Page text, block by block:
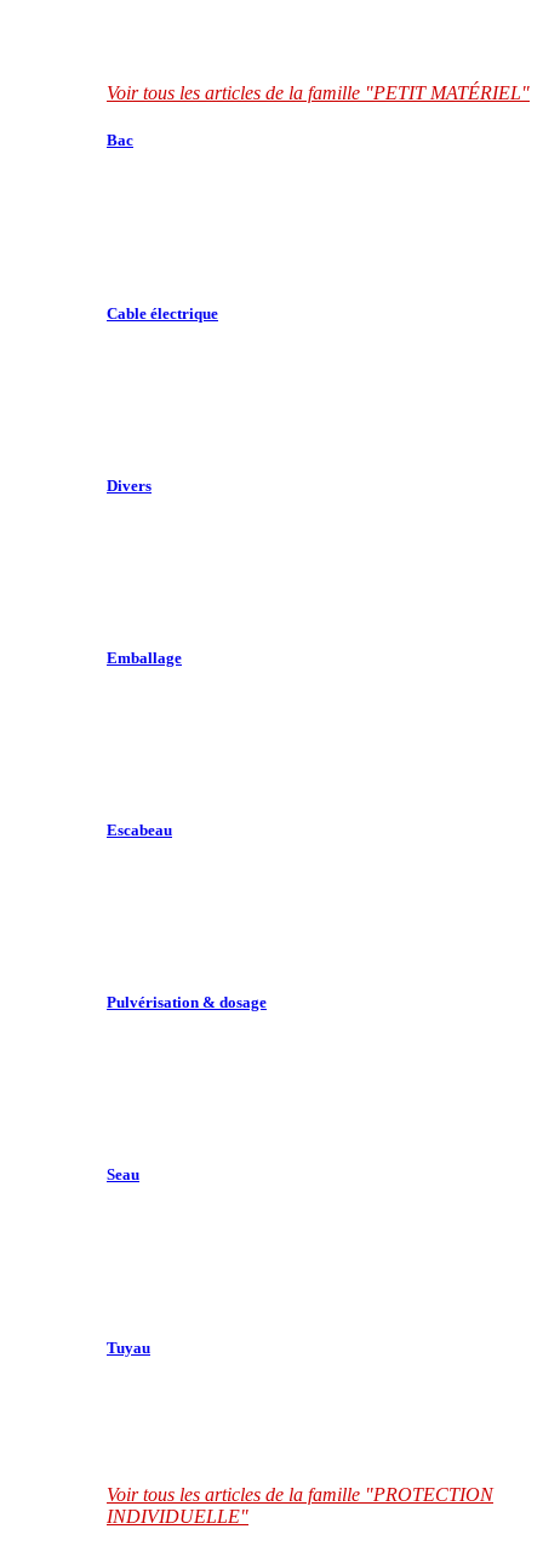
Voir tous les articles de la famille "PETIT MATÉRIEL"
Bac
Cable électrique
Divers
Emballage
Escabeau
Pulvérisation & dosage
Seau
Tuyau
Voir tous les articles de la famille "PROTECTION
INDIVIDUELLE"